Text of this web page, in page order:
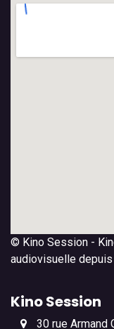
© Kino Session -
audiovisuelle
Kino Session
30 rue Armand